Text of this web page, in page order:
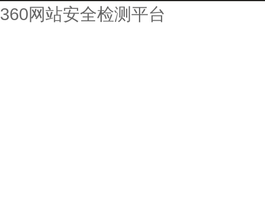
360网站安全检测平台